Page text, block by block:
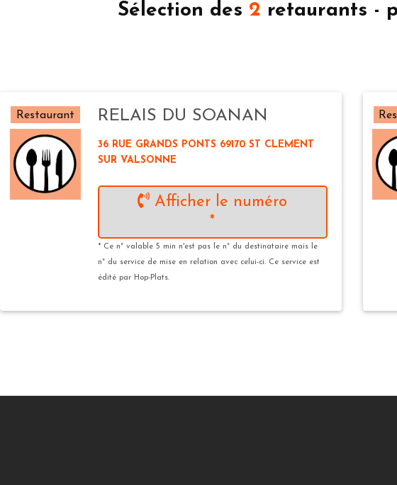
Sélection des 2 retaurants -
Restaurant RELAIS DU SOANAN
36 RUE GRANDS PONTS 69170 ST CLEMENT
SUR VALSONNE
Afficher le numéro
*
* Ce n° valable 5 min n'est pas le n° du destinataire mais le
n° du service de mise en relation avec celui-ci. Ce service est
édité par Hop-Plats.